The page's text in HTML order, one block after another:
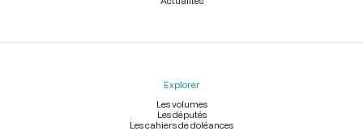
Explorer
Les volumes
Les députés
Les cahiers de doléances